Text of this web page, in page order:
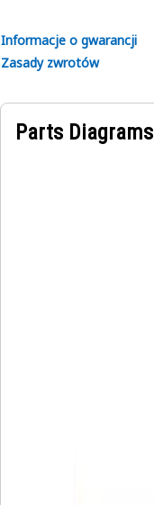
Informacje o gwarancji
Zasady zwrotów
Parts Diagrams